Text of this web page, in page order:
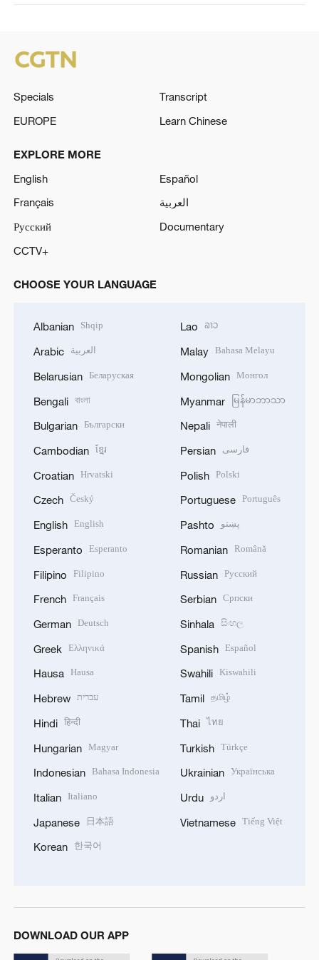
Specials
Transcript
EUROPE
Learn Chinese
EXPLORE MORE
English
Español
Français
العربية
Русский
Documentary
CCTV+
CHOOSE YOUR LANGUAGE
Albanian Shqip
Arabic العربية
Belarusian Беларуская
Bengali বাংলা
Bulgarian Български
Cambodian ខ្មែរ
Croatian Hrvatski
Czech Český
English English
Esperanto Esperanto
Filipino Filipino
French Français
German Deutsch
Greek Ελληνικά
Hausa Hausa
Hebrew עברית
Hindi हिन्दी
Hungarian Magyar
Indonesian Bahasa Indonesia
Italian Italiano
Japanese 日本語
Korean 한국어
Lao ລາວ
Malay Bahasa Melayu
Mongolian Монгол
Myanmar မြန်မာဘာသာ
Nepali नेपाली
Persian فارسی
Polish Polski
Portuguese Português
Pashto پښتو
Romanian Română
Russian Русский
Serbian Српски
Sinhala සිංහල
Spanish Español
Swahili Kiswahili
Tamil தமிழ்
Thai ไทย
Turkish Türkçe
Ukrainian Українська
Urdu اردو
Vietnamese Tiếng Việt
DOWNLOAD OUR APP